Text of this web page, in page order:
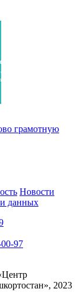
грамотную
Новости
данных
97
2023